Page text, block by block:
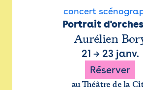
concert
Portrait
Aurélien
21 → 23 janv.
Réserver
au Théâtre de la